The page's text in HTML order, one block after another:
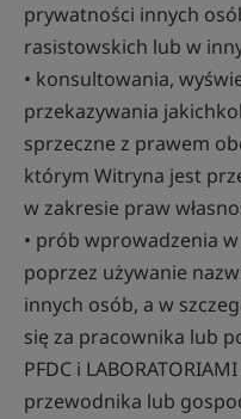
prywatności innych
rasistowskich lub w
• konsultowania,
przekazywania
sprzeczne z prawem
którym Witryna jest
w zakresie praw
• prób wprowadzenia
poprzez używanie
innych osób, a w
się za pracownika lub
PFDC i
przewodnika lub